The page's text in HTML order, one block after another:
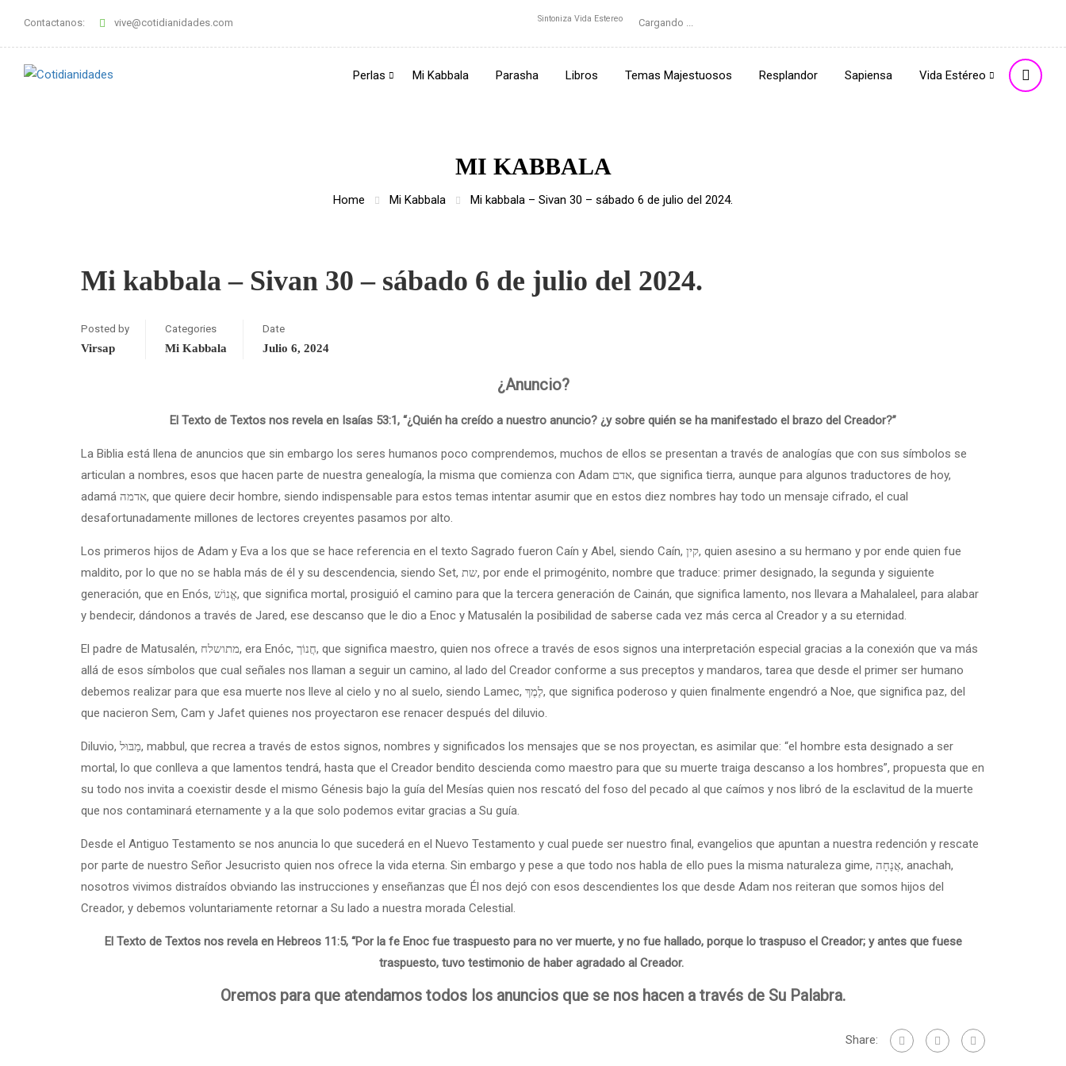
Contactanos: vive@cotidianidades.com Sintoniza Vida Estereo Cargando ...
Perlas Mi Kabbala Parasha Libros Temas Majestuosos Resplandor Sapiensa Vida Estéreo
MI KABBALA
Home Mi Kabbala Mi kabbala – Sivan 30 – sábado 6 de julio del 2024.
Mi kabbala – Sivan 30 – sábado 6 de julio del 2024.
Posted by
Virsap
Categories
Mi Kabbala
Date
Julio 6, 2024
¿Anuncio?
El Texto de Textos nos revela en Isaías 53:1, “¿Quién ha creído a nuestro anuncio? ¿y sobre quién se ha manifestado el brazo del Creador?”
La Biblia está llena de anuncios que sin embargo los seres humanos poco comprendemos, muchos de ellos se presentan a través de analogías que con sus símbolos se
articulan a nombres, esos que hacen parte de nuestra genealogía, la misma que comienza con Adam אדם, que significa tierra, aunque para algunos traductores de hoy,
adamá אדמה, que quiere decir hombre, siendo indispensable para estos temas intentar asumir que en estos diez nombres hay todo un mensaje cifrado, el cual
desafortunadamente millones de lectores creyentes pasamos por alto.
Los primeros hijos de Adam y Eva a los que se hace referencia en el texto Sagrado fueron Caín y Abel, siendo Caín, קין, quien asesino a su hermano y por ende quien fue
maldito, por lo que no se habla más de él y su descendencia, siendo Set, שת, por ende el primogénito, nombre que traduce: primer designado, la segunda y siguiente
generación, que en Enós, אֱנוֹשׁ, que significa mortal, prosiguió el camino para que la tercera generación de Cainán, que significa lamento, nos llevara a Mahalaleel, para alabar
y bendecir, dándonos a través de Jared, ese descanso que le dio a Enoc y Matusalén la posibilidad de saberse cada vez más cerca al Creador y a su eternidad.
El padre de Matusalén, מתושלח, era Enóc, חֲנוֹך, que significa maestro, quien nos ofrece a través de esos signos una interpretación especial gracias a la conexión que va más
allá de esos símbolos que cual señales nos llaman a seguir un camino, al lado del Creador conforme a sus preceptos y mandaros, tarea que desde el primer ser humano
debemos realizar para que esa muerte nos lleve al cielo y no al suelo, siendo Lamec, לֶמֶךְ, que significa poderoso y quien finalmente engendró a Noe, que significa paz, del
que nacieron Sem, Cam y Jafet quienes nos proyectaron ese renacer después del diluvio.
Diluvio, מַבּוּל, mabbul, que recrea a través de estos signos, nombres y significados los mensajes que se nos proyectan, es asimilar que: “el hombre esta designado a ser
mortal, lo que conlleva a que lamentos tendrá, hasta que el Creador bendito descienda como maestro para que su muerte traiga descanso a los hombres”, propuesta que en
su todo nos invita a coexistir desde el mismo Génesis bajo la guía del Mesías quien nos rescató del foso del pecado al que caímos y nos libró de la esclavitud de la muerte
que nos contaminará eternamente y a la que solo podemos evitar gracias a Su guía.
Desde el Antiguo Testamento se nos anuncia lo que sucederá en el Nuevo Testamento y cual puede ser nuestro final, evangelios que apuntan a nuestra redención y rescate
por parte de nuestro Señor Jesucristo quien nos ofrece la vida eterna. Sin embargo y pese a que todo nos habla de ello pues la misma naturaleza gime, אֲנָחָה, anachah,
nosotros vivimos distraídos obviando las instrucciones y enseñanzas que Él nos dejó con esos descendientes los que desde Adam nos reiteran que somos hijos del
Creador, y debemos voluntariamente retornar a Su lado a nuestra morada Celestial.
El Texto de Textos nos revela en Hebreos 11:5, “Por la fe Enoc fue traspuesto para no ver muerte, y no fue hallado, porque lo traspuso el Creador; y antes que fuese
traspuesto, tuvo testimonio de haber agradado al Creador.
Oremos para que atendamos todos los anuncios que se nos hacen a través de Su Palabra.
Share: